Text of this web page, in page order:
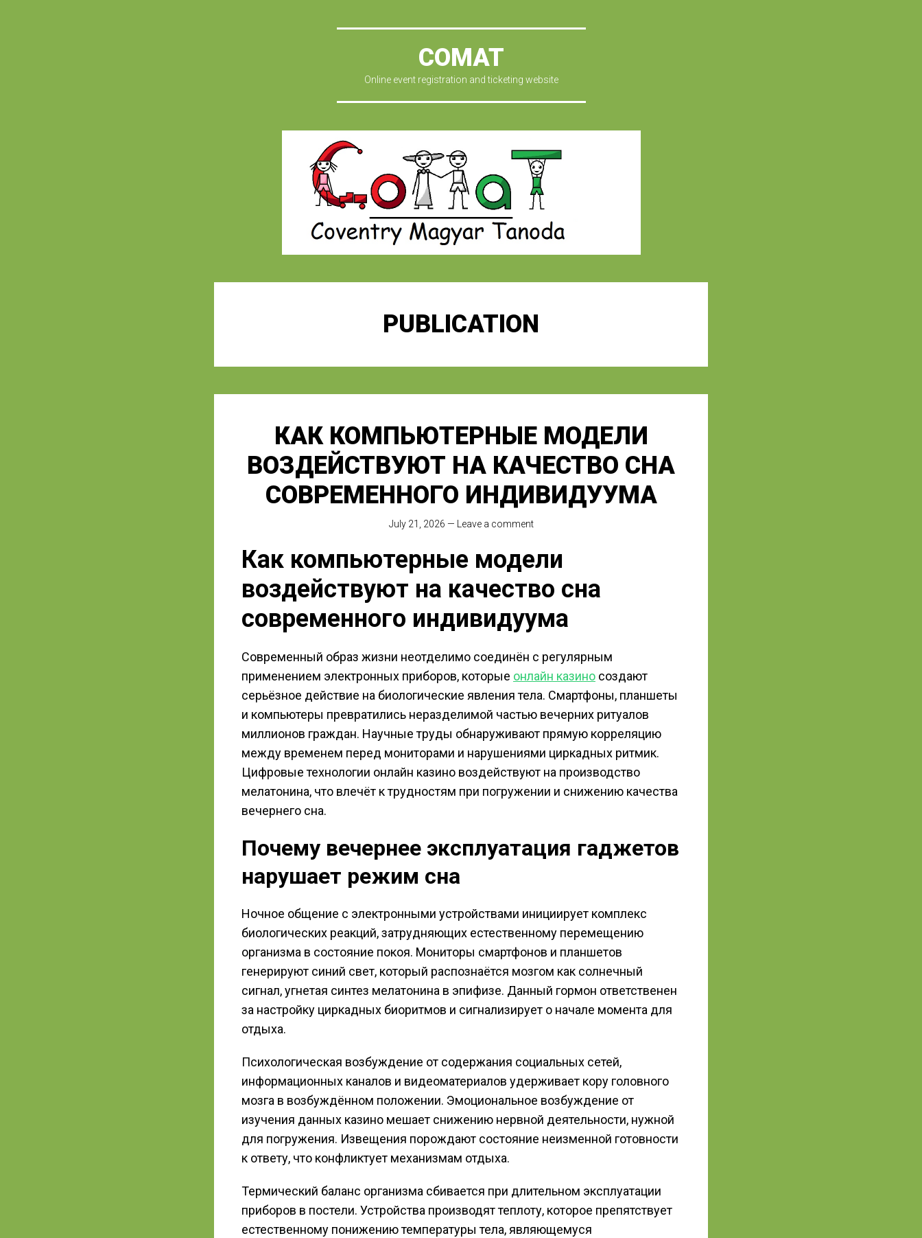
COMAT
Online event registration and ticketing website
PUBLICATION
КАК КОМПЬЮТЕРНЫЕ МОДЕЛИ
ВОЗДЕЙСТВУЮТ НА КАЧЕСТВО СНА
СОВРЕМЕННОГО ИНДИВИДУУМА
July 21, 2026 — Leave a comment
Как компьютерные модели
воздействуют на качество сна
современного индивидуума
Современный образ жизни неотделимо соединён с регулярным
применением электронных приборов, которые онлайн казино создают
серьёзное действие на биологические явления тела. Смартфоны, планшеты
и компьютеры превратились неразделимой частью вечерних ритуалов
миллионов граждан. Научные труды обнаруживают прямую корреляцию
между временем перед мониторами и нарушениями циркадных ритмик.
Цифровые технологии онлайн казино воздействуют на производство
мелатонина, что влечёт к трудностям при погружении и снижению качества
вечернего сна.
Почему вечернее эксплуатация гаджетов
нарушает режим сна
Ночное общение с электронными устройствами инициирует комплекс
биологических реакций, затрудняющих естественному перемещению
организма в состояние покоя. Мониторы смартфонов и планшетов
генерируют синий свет, который распознаётся мозгом как солнечный
сигнал, угнетая синтез мелатонина в эпифизе. Данный гормон ответственен
за настройку циркадных биоритмов и сигнализирует о начале момента для
отдыха.
Психологическая возбуждение от содержания социальных сетей,
информационных каналов и видеоматериалов удерживает кору головного
мозга в возбуждённом положении. Эмоциональное возбуждение от
изучения данных казино мешает снижению нервной деятельности, нужной
для погружения. Извещения порождают состояние неизменной готовности
к ответу, что конфликтует механизмам отдыха.
Термический баланс организма сбивается при длительном эксплуатации
приборов в постели. Устройства производят теплоту, которое препятствует
естественному понижению температуры тела, являющемуся